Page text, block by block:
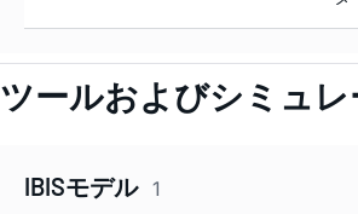
ツールおよびシミュ
IBISモデル 1